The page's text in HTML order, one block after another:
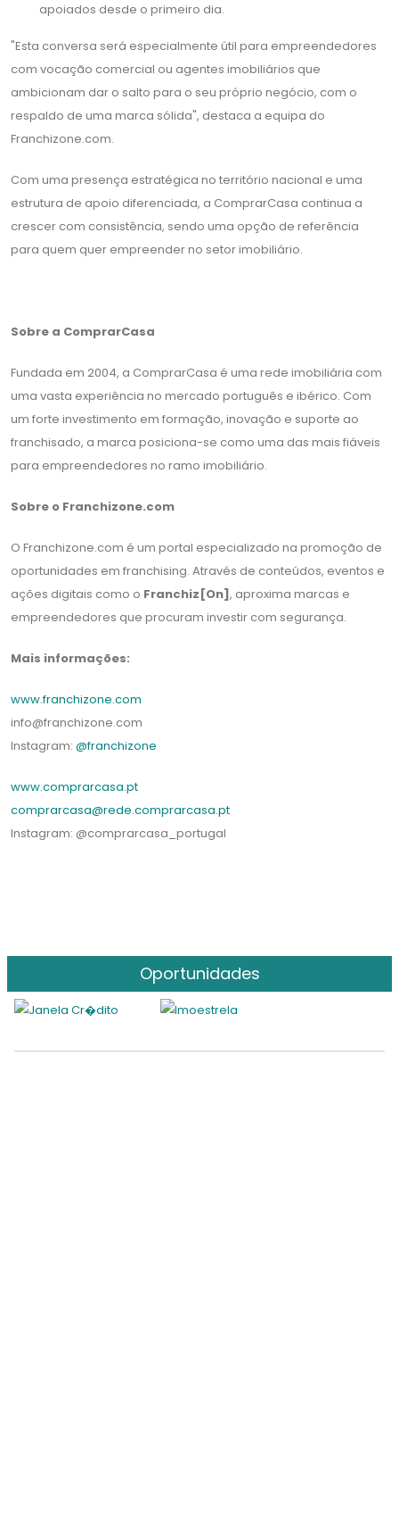
apoiados desde o primeiro dia.
"Esta conversa será especialmente útil para empreendedores
com vocação comercial ou agentes imobiliários que
ambicionam dar o salto para o seu próprio negócio, com o
respaldo de uma marca sólida", destaca a equipa do
Franchizone.com.
Com uma presença estratégica no território nacional e uma
estrutura de apoio diferenciada, a ComprarCasa continua a
crescer com consistência, sendo uma opção de referência
para quem quer empreender no setor imobiliário.
Sobre a ComprarCasa
Fundada em 2004, a ComprarCasa é uma rede imobiliária com
uma vasta experiência no mercado português e ibérico. Com
um forte investimento em formação, inovação e suporte ao
franchisado, a marca posiciona-se como uma das mais fiáveis
para empreendedores no ramo imobiliário.
Sobre o Franchizone.com
O Franchizone.com é um portal especializado na promoção de
oportunidades em franchising. Através de conteúdos, eventos e
ações digitais como o Franchiz[On], aproxima marcas e
empreendedores que procuram investir com segurança.
Mais informações:
www.franchizone.com
info@franchizone.com
Instagram: @franchizone
www.comprarcasa.pt
comprarcasa@rede.comprarcasa.pt
Instagram: @comprarcasa_portugal
Oportunidades